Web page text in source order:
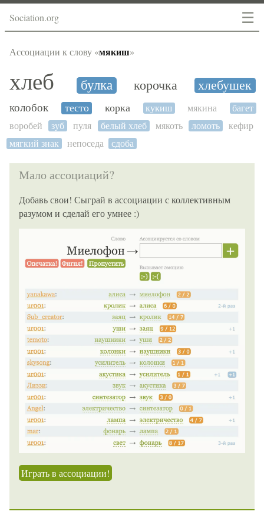
☰
Sociation.org
Ассоциации к слову «мякиш»
хлеб булка корочка хлебушек
колобок тесто корка кукиш мякина
багет
воробей
зуб пуля белый хлеб мякоть ломоть
кефир
мягкий знак
непоседа сдоба
Мало ассоциаций?
Добавь свои! Сыграй в ассоциации с коллективным
разумом и сделай его умнее :)
Играть в ассоциации!